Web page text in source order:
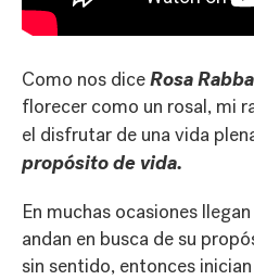
Como nos diceRosa
florecer como un rosal, mi
el disfrutar de una vida
propósito de vida.
En muchas ocasiones
andan en busca de su
sin sentido, entonces